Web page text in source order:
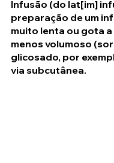
Infusão (do lat[im]
preparação de um
muito lenta ou gota
menos volumoso
glicosado, por
via subcutânea.